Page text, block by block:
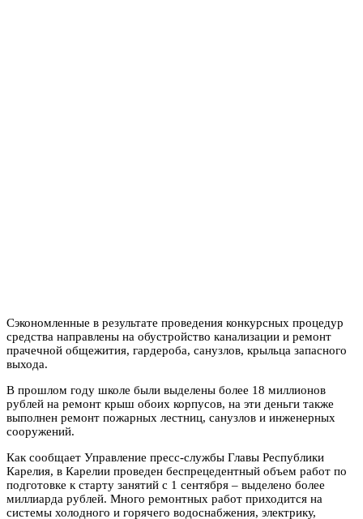
Сэкономленные в результате проведения конкурсных процедур
средства направлены на обустройство канализации и ремонт
прачечной общежития, гардероба, санузлов, крыльца запасного
выхода.
В прошлом году школе были выделены более 18 миллионов
рублей на ремонт крыш обоих корпусов, на эти деньги также
выполнен ремонт пожарных лестниц, санузлов и инженерных
сооружений.
Как сообщает Управление пресс-службы Главы Республики
Карелия, в Карелии проведен беспрецедентный объем работ по
подготовке к старту занятий с 1 сентября – выделено более
миллиарда рублей. Много ремонтных работ приходится на
системы холодного и горячего водоснабжения, электрику,